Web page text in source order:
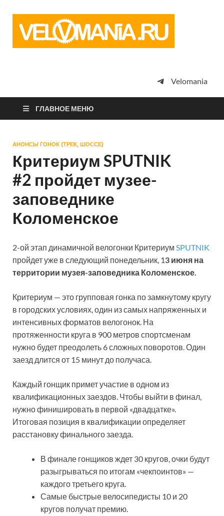
просто
Velomania
ГЛАВНОЕ МЕНЮ
АНОНСЫ ГОНОК (ТРЕК, ШОССЕ)
Критериум SPUTNIK
#2 пройдет музее-
заповеднике
Коломенское
2-ой этап динамичной велогонки Критериум SPUTNIK
пройдет уже в следующий понедельник, 13 июня на
территории музея-заповедника Коломенское.
Критериум — это групповая гонка по замкнутому кругу
в городских условиях, один из самых напряженных и
интенсивных форматов велогонок. На
протяженности круга в 900 метров спортсменам
нужно будет преодолеть 6 сложных поворотов. Один
заезд длится от 15 минут до получаса.
Каждый гонщик примет участие в одном из
квалификационных заездов. Чтобы выйти в финал,
нужно финишировать в первой «двадцатке».
Итоговая позиция в квалификации определяет
расстановку финального заезда.
В финале гонщиков ждет 30 кругов, очки будут
разыгрываться по итогам «чекпоинтов» —
каждого третьего круга.
Самые быстрые велосипедисты 10 и 20
кругов получат премию.